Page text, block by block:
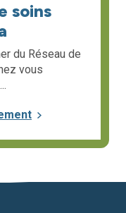
soins
du Réseau de
vous